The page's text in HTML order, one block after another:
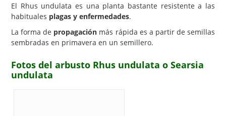
El Rhus undulata es una planta bastante resistente a las
habituales plagas y enfermedades.
La forma de propagación más rápida es a partir de semillas
sembradas en primavera en un semillero.
Fotos del arbusto Rhus undulata o Searsia
undulata